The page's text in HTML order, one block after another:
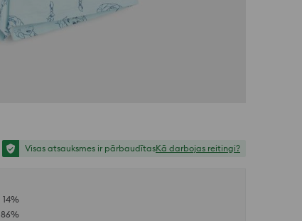
Visas atsauksmes ir pārbaudītasKā darbojas reitingi?
14%
86%